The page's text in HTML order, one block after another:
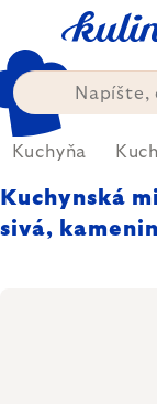
obsah
Kuchyňa
Kuchynská
sivá,